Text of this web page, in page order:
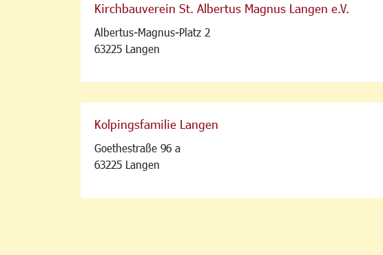
Kirchbauverein St. Albertus Magnus Langen e.V.
Albertus-Magnus-Platz 2
63225 Langen
Kolpingsfamilie Langen
Goethestraße 96 a
63225 Langen